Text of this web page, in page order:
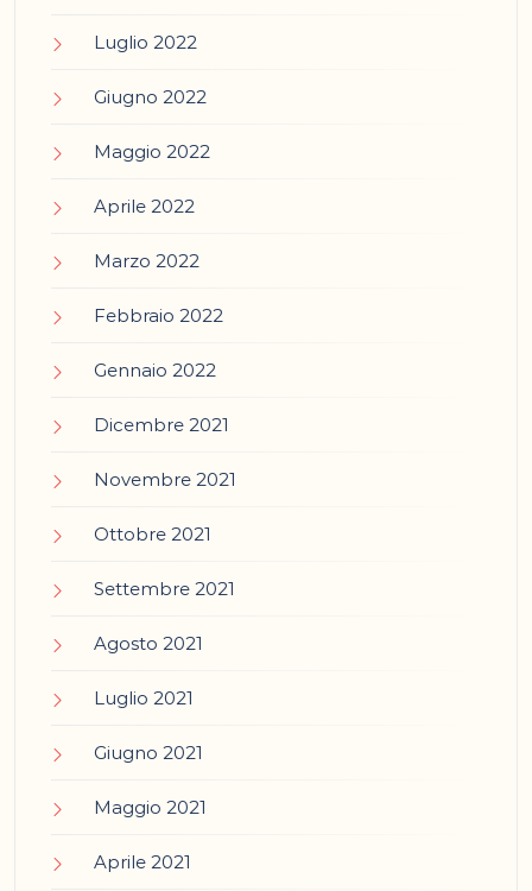
Luglio 2022
Giugno 2022
Maggio 2022
Aprile 2022
Marzo 2022
Febbraio 2022
Gennaio 2022
Dicembre 2021
Novembre 2021
Ottobre 2021
Settembre 2021
Agosto 2021
Luglio 2021
Giugno 2021
Maggio 2021
Aprile 2021